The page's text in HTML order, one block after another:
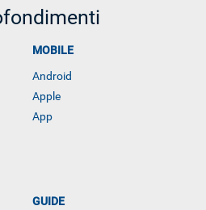
MOBILE
Android
Apple
App
GUIDE